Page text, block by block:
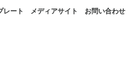
レート メディアサイト お問い合わせ